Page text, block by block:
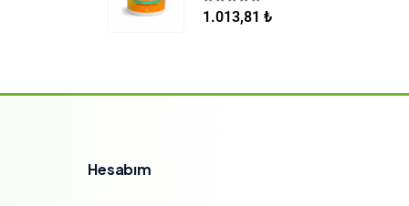
5.00 5 üzerinden
1.013,81 ₺
Hesabım